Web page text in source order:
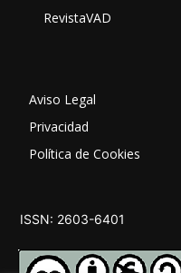
RevistaVAD
Aviso Legal
Privacidad
Política de Cookies
ISSN: 2603-6401